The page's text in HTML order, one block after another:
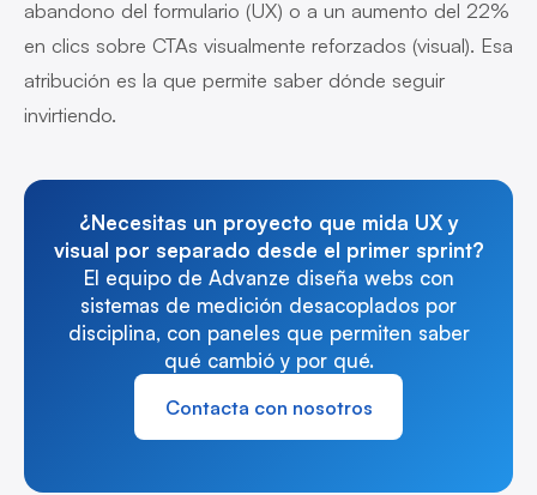
abandono del formulario (UX) o a un aumento del 22%
en clics sobre CTAs visualmente reforzados (visual). Esa
atribución es la que permite saber dónde seguir
invirtiendo.
¿Necesitas un proyecto que mida UX y
visual por separado desde el primer sprint?
El equipo de Advanze diseña webs con
sistemas de medición desacoplados por
disciplina, con paneles que permiten saber
qué cambió y por qué.
Contacta con nosotros